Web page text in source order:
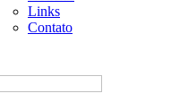
Links
Contato